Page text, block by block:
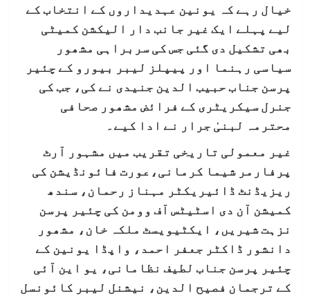
خیال رہے کہ یونین عہدیداروں کے انتخاب کے
لیے پہلے ایک غیر جانب دار الیکشن کمیٹی
بھی تشکیل دی گئی جس کی سربراہی مشھور
سیاسی رہنما اور پیپلز لیبر بیورو کے چئیر
پرسن جناب حبیب الدین جنیدی نے کی، جب کی
جنرل سیکریٹری کے فرائض مشھور صحافی
محترمہ لبنیٰ جرار نے ادا کیے۔
غیر معمولی تاریخی تقریب میں مشہور آرٹ
پرفارمر شیما کرمانی،عورت فائونڈیشن کی
ریزیڈنٹ ڈائیریکٹر مہناز رحمان، سندھ
کمیشن آن دی اسٹیٹس آف وومن کی چئیر پرسن
نزہت شیریں، ایکٹیویسٹ ملکہ خان، مشھور
دانشور ڈاکٹر جعفر احمد، واپڈا یونین کے
چئیر پرسن جناب لطیف نظامانی، یو این آئی
کے ترجمان فصیح الدین، نیشنل لیبر کائونسل